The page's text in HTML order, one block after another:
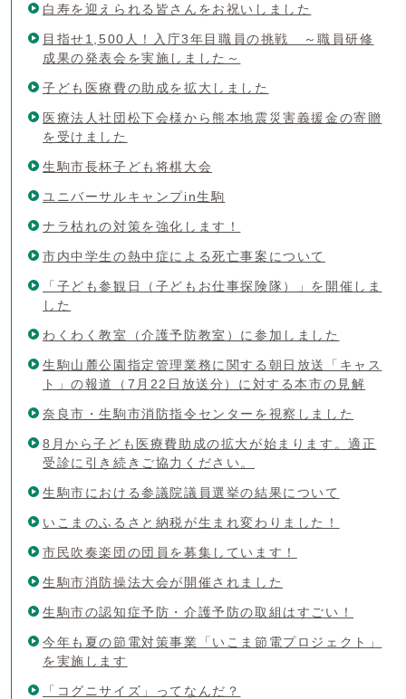
白寿を迎えられる皆さんをお祝いしました
目指せ1,500人！入庁3年目職員の挑戦 ～職員研修
成果の発表会を実施しました～
子ども医療費の助成を拡大しました
医療法人社団松下会様から熊本地震災害義援金の寄贈
を受けました
生駒市長杯子ども将棋大会
ユニバーサルキャンプin生駒
ナラ枯れの対策を強化します！
市内中学生の熱中症による死亡事案について
「子ども参観日（子どもお仕事探険隊）」を開催しま
した
わくわく教室（介護予防教室）に参加しました
生駒山麓公園指定管理業務に関する朝日放送「キャス
ト」の報道（7月22日放送分）に対する本市の見解
奈良市・生駒市消防指令センターを視察しました
8月から子ども医療費助成の拡大が始まります。適正
受診に引き続きご協力ください。
生駒市における参議院議員選挙の結果について
いこまのふるさと納税が生まれ変わりました！
市民吹奏楽団の団員を募集しています！
生駒市消防操法大会が開催されました
生駒市の認知症予防・介護予防の取組はすごい！
今年も夏の節電対策事業「いこま節電プロジェクト」
を実施します
「コグニサイズ」ってなんだ？